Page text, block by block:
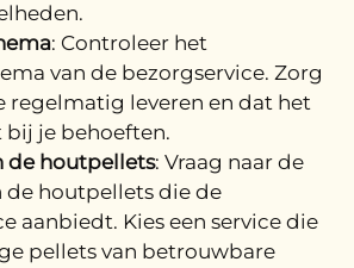
: Controleer het
van de bezorgservice. Zorg
regelmatig leveren en dat het
bij je behoeften.
de houtpellets: Vraag naar de
de houtpellets die de
aanbiedt. Kies een service die
pellets van betrouwbare